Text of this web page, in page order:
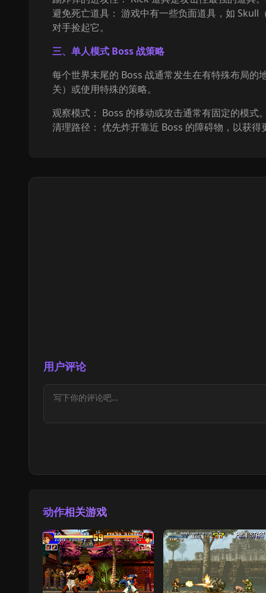
避免死亡道具： 游戏中有一些负面道具，如
对手捡起它。
三、单人模式 Boss 战策略
每个世界末尾的 Boss 战通常发生在有特殊布局
关）或使用特殊的策略。
观察模式： Boss 的移动或攻击通常有固定的模
清理路径： 优先炸开靠近 Boss 的障碍物，以获
用户评论
动作相关游戏